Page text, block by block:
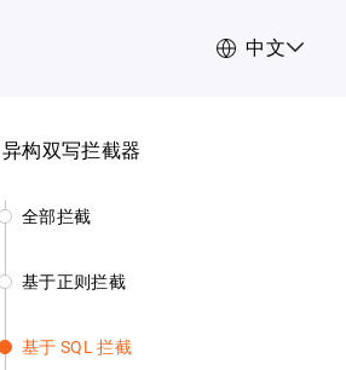
中文
异构双写拦截器
全部拦截
基于正则拦截
基于 SQL 拦截